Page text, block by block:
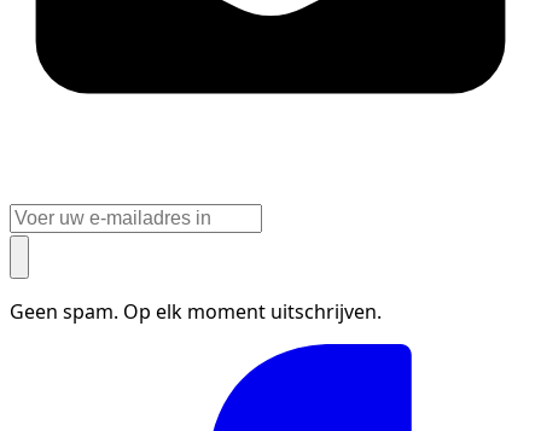
Geen spam. Op elk moment uitschrijven.